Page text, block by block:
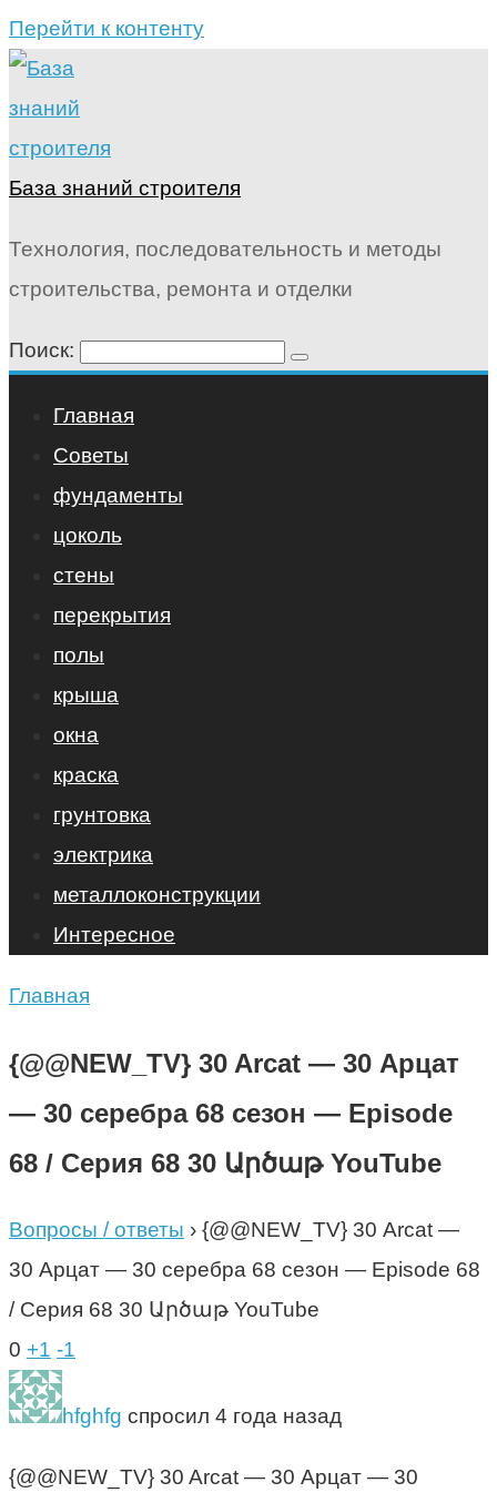
Перейти к контенту
База знаний строителя
Технология, последовательность и методы
строительства, ремонта и отделки
Поиск:
Главная
Советы
фундаменты
цоколь
стены
перекрытия
полы
крыша
окна
краска
грунтовка
электрика
металлоконструкции
Интересное
Главная
{@@NEW_TV} 30 Arcat — 30 Арцат
— 30 серебра 68 сезон — Episode
68 / Серия 68 30 Արծաթ YouTube
Вопросы / ответы › {@@NEW_TV} 30 Arcat —
30 Арцат — 30 серебра 68 сезон — Episode 68
/ Серия 68 30 Արծաթ YouTube
0 +1 -1
hfghfg спросил 4 года назад
{@@NEW_TV} 30 Arcat — 30 Арцат — 30